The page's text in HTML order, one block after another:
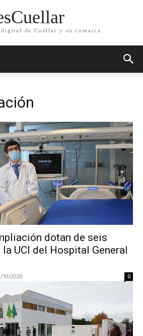
de Cuéllar y su comarca
dotan de seis
UCI del Hospital General
10/2020 0